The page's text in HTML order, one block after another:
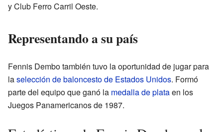
y Club Ferro Carril Oeste.
Representando a su país
Fennis Dembo también tuvo la oportunidad de jugar para
laselección de baloncesto de Estados Unidos. Formó
parte del equipo que ganó la medalla de plataen los
Juegos Panamericanos de 1987.